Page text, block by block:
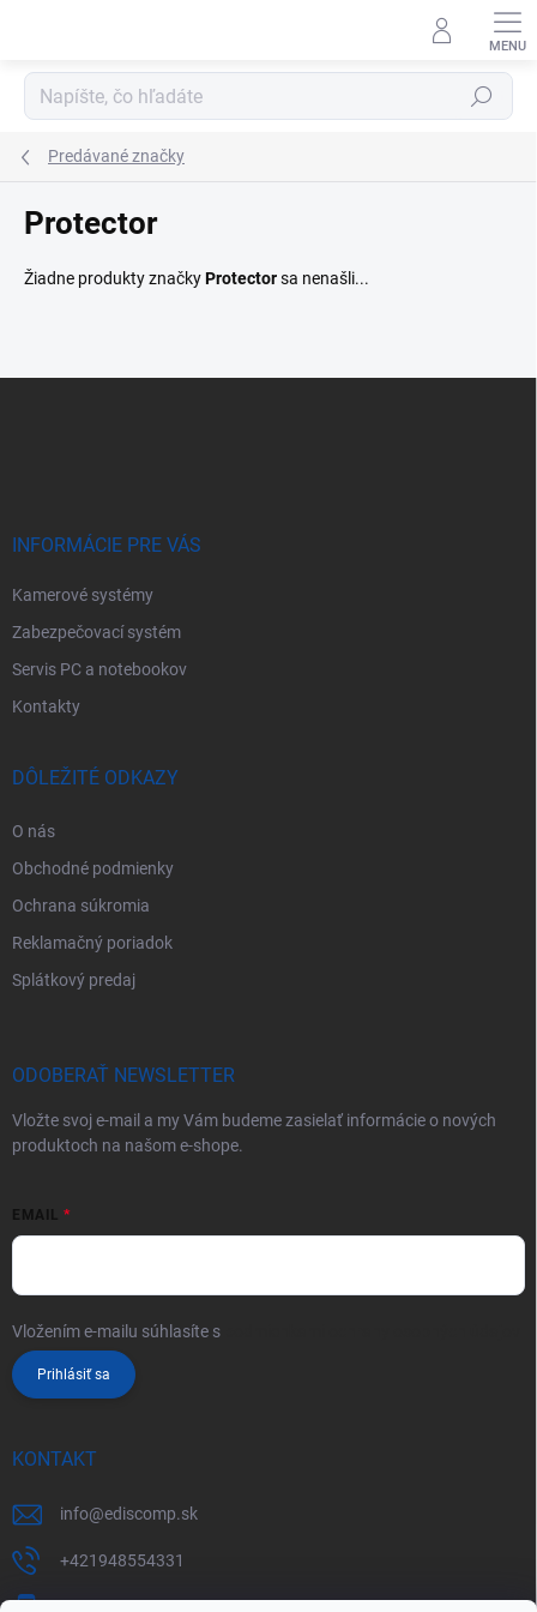
Hľadať
Predávané značky
Protector
Žiadne produkty značkyProtectorsa nenašli...
INFORMÁCIE PRE VÁS
Kamerové systémy
Zabezpečovací systém
Servis PC a notebookov
Kontakty
DÔLEŽITÉ ODKAZY
O nás
Obchodné podmienky
Ochrana súkromia
Reklamačný poriadok
Splátkový predaj
ODOBERAŤ NEWSLETTER
Vložte svoj e-mail a my Vám budeme zasielať informácie o nových
produktoch na našom e-shope.
EMAIL
Vložením e-mailu súhlasíte s
Prihlásiť sa
KONTAKT
info@ediscomp.sk
+421948554331